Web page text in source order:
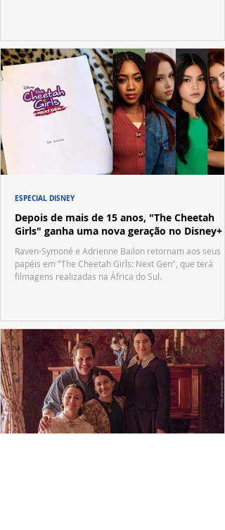
Depois de mais de 15 anos, "The Cheetah
Girls" ganha uma nova geração no Disney+
Raven-Symoné e Adrienne Bailon retornam aos seus
papéis em "The Cheetah Girls: Next Gen", que terá
filmagens realizadas na África do Sul.
ESPECIAL DISNEY